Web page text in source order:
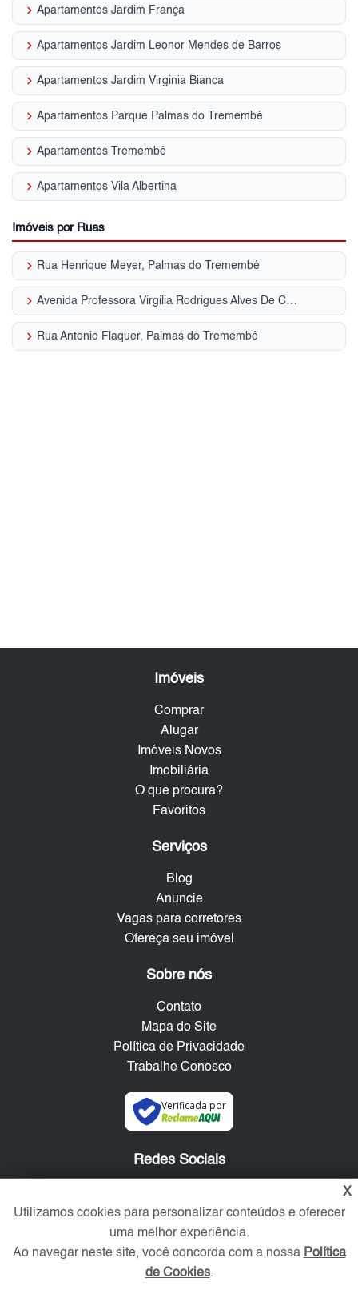
keyboard_arrow_right Apartamentos Jardim França
keyboard_arrow_right Apartamentos Jardim Leonor Mendes de Barros
keyboard_arrow_right Apartamentos Jardim Virginia Bianca
keyboard_arrow_right Apartamentos Parque Palmas do Tremembé
keyboard_arrow_right Apartamentos Tremembé
keyboard_arrow_right Apartamentos Vila Albertina
Imóveis por Ruas
keyboard_arrow_right Rua Henrique Meyer, Palmas do Tremembé
keyboard_arrow_right Avenida Professora Virgilia Rodrigues Alves De Car, Palmas do Tremembé
keyboard_arrow_right Rua Antonio Flaquer, Palmas do Tremembé
Imóveis
Comprar
Alugar
Imóveis Novos
Imobiliária
O que procura?
Favoritos
Serviços
Blog
Anuncie
Vagas para corretores
Ofereça seu imóvel
Sobre nós
Contato
Mapa do Site
Política de Privacidade
Trabalhe Conosco
Verificada por
Redes Sociais
X
Utilizamos cookies para personalizar conteúdos e oferecer
uma melhor experiência.
Ao navegar neste site, você concorda com a nossa Política
de Cookies.